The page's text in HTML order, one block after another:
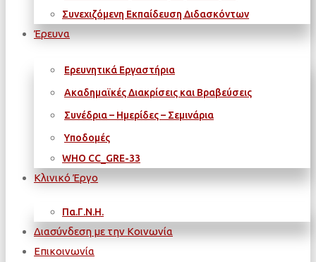
Συνεχιζόμενη Εκπαίδευση Διδασκόντων
Έρευνα
Ερευνητικά Εργαστήρια
Ακαδημαϊκές Διακρίσεις και Βραβεύσεις
Συνέδρια – Ημερίδες – Σεμινάρια
Υποδομές
WΗΟ CC_GRE-33
Κλινικό Έργο
Πα.Γ.Ν.Η.
Διασύνδεση με την Κοινωνία
Επικοινωνία